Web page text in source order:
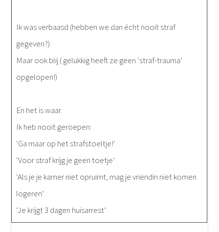
Ik was verbaasd (hebben we dan écht nooit straf
gegeven?)
Maar ook blij ( gelukkig heeft ze geen ‘straf-trauma’
opgelopen!)
En het is waar.
Ik heb nooit geroepen:
‘Ga maar op het strafstoeltje!’
‘Voor straf krijg je geen toetje’
‘Als je je kamer niet opruimt, mag je vriendin niet komen
logeren’
‘Je krijgt 3 dagen huisarrest’